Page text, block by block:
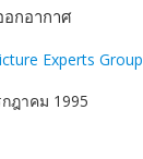
อกอากาศ
Experts Group
กฎาคม 1995